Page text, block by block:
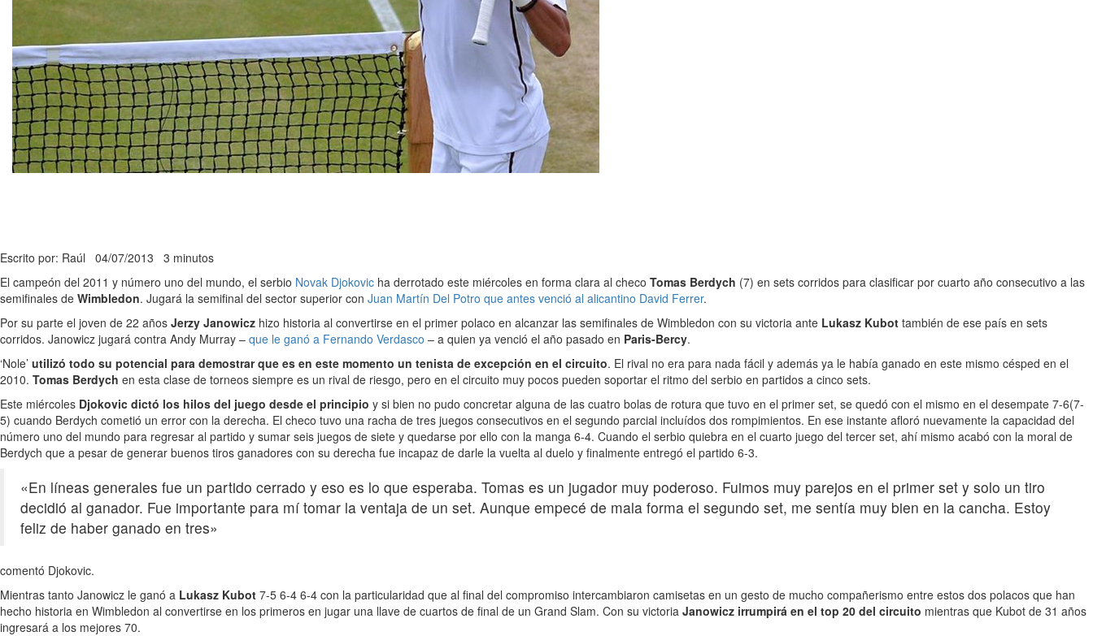
Escrito por: Raúl 04/07/2013 3 minutos
El campeón del 2011 y número uno del mundo, el serbio Novak Djokovic ha derrotado este miércoles en forma clara al checo Tomas Berdych (7) en sets corridos para clasificar por cuarto año consecutivo a las
semifinales de Wimbledon. Jugará la semifinal del sector superior con Juan Martín Del Potro que antes venció al alicantino David Ferrer.
Por su parte el joven de 22 años Jerzy Janowicz hizo historia al convertirse en el primer polaco en alcanzar las semifinales de Wimbledon con su victoria ante Lukasz Kubot también de ese país en sets
corridos. Janowicz jugará contra Andy Murray – que le ganó a Fernando Verdasco – a quien ya venció el año pasado en Paris-Bercy.
‘Nole’ utilizó todo su potencial para demostrar que es en este momento un tenista de excepción en el circuito. El rival no era para nada fácil y además ya le había ganado en este mismo césped en el
2010. Tomas Berdych en esta clase de torneos siempre es un rival de riesgo, pero en el circuito muy pocos pueden soportar el ritmo del serbio en partidos a cinco sets.
Este miércoles Djokovic dictó los hilos del juego desde el principio y si bien no pudo concretar alguna de las cuatro bolas de rotura que tuvo en el primer set, se quedó con el mismo en el desempate 7-6(7-
5) cuando Berdych cometió un error con la derecha. El checo tuvo una racha de tres juegos consecutivos en el segundo parcial incluídos dos rompimientos. En ese instante afloró nuevamente la capacidad del
número uno del mundo para regresar al partido y sumar seis juegos de siete y quedarse por ello con la manga 6-4. Cuando el serbio quiebra en el cuarto juego del tercer set, ahí mismo acabó con la moral de
Berdych que a pesar de generar buenos tiros ganadores con su derecha fue incapaz de darle la vuelta al duelo y finalmente entregó el partido 6-3.
«En líneas generales fue un partido cerrado y eso es lo que esperaba. Tomas es un jugador muy poderoso. Fuimos muy parejos en el primer set y solo un tiro
decidió al ganador. Fue importante para mí tomar la ventaja de un set. Aunque empecé de mala forma el segundo set, me sentía muy bien en la cancha. Estoy
feliz de haber ganado en tres»
comentó Djokovic.
Mientras tanto Janowicz le ganó a Lukasz Kubot 7-5 6-4 6-4 con la particularidad que al final del compromiso intercambiaron camisetas en un gesto de mucho compañerismo entre estos dos polacos que han
hecho historia en Wimbledon al convertirse en los primeros en jugar una llave de cuartos de final de un Grand Slam. Con su victoria Janowicz irrumpirá en el top 20 del circuito mientras que Kubot de 31 años
ingresará a los mejores 70.